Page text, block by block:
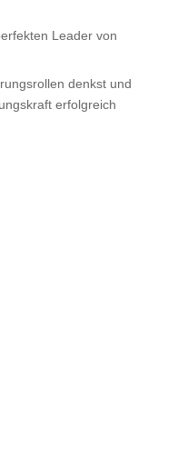
Leader von
denkst und
erfolgreich